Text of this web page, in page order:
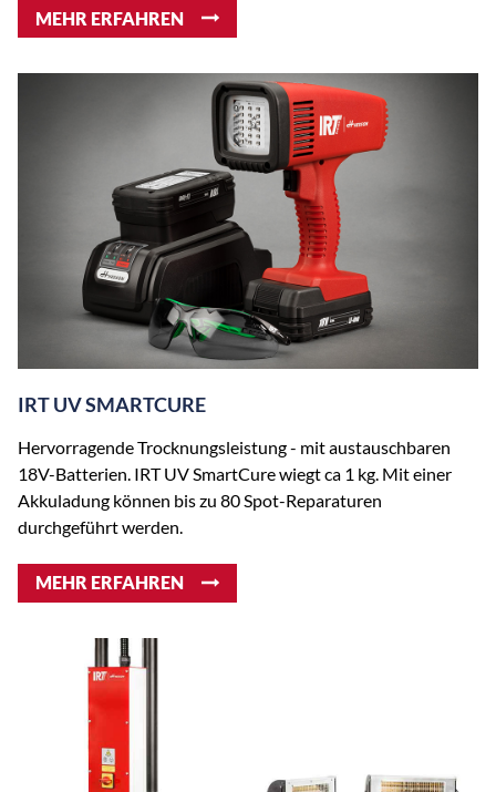
MEHR ERFAHREN
IRT UV SMARTCURE
Hervorragende Trocknungsleistung - mit austauschbaren
18V-Batterien. IRT UV SmartCure wiegt ca 1 kg. Mit einer
Akkuladung können bis zu 80 Spot-Reparaturen
durchgeführt werden.
MEHR ERFAHREN